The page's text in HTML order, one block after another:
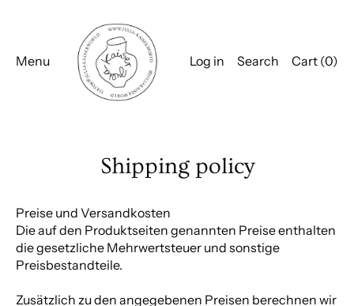
Menu Log in Search Cart (0)
Shipping policy
Preise und Versandkosten
Die auf den Produktseiten genannten Preise enthalten
die gesetzliche Mehrwertsteuer und sonstige
Preisbestandteile.
Zusätzlich zu den angegebenen Preisen berechnen wir